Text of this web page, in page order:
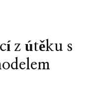
z útěku s